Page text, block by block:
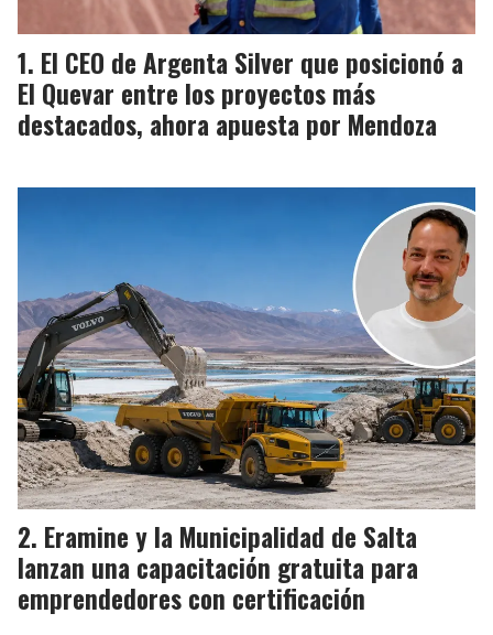
El CEO de Argenta Silver que posicionó a
El Quevar entre los proyectos más
destacados, ahora apuesta por Mendoza
Eramine y la Municipalidad de Salta
lanzan una capacitación gratuita para
emprendedores con certificación